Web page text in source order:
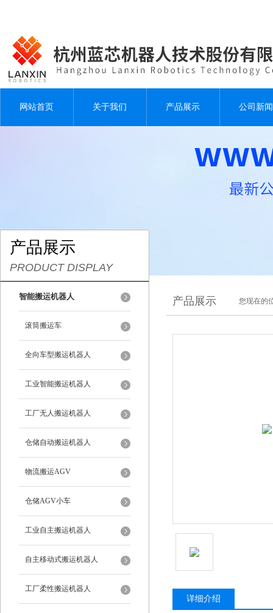
网站首页 关于我们 产品展示 公司新闻
产品展示
PRODUCT DISPLAY
智能搬运机器人
滚筒搬运车
全向车型搬运机器人
工业智能搬运机器人
工厂无人搬运机器人
仓储自动搬运机器人
物流搬运AGV
仓储AGV小车
工业自主搬运机器人
自主移动式搬运机器人
工厂柔性搬运机器人
产品展示 您现在的
详细介绍